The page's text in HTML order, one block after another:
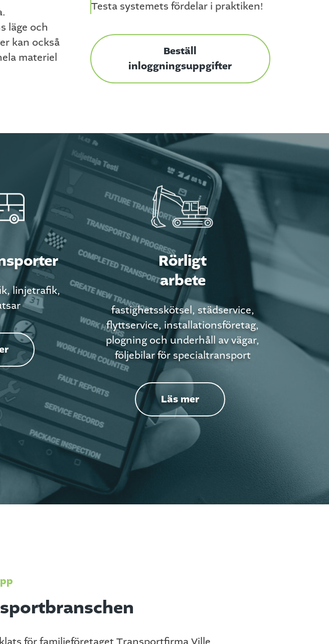
läge och
kan också
materiel
Testa systemets fördelar i praktiken!
Beställ
inloggningsuppgifter
linjetrafik,
Rörligt
arbete
fastighetsskötsel, städservice,
flyttservice, installationsföretag,
plogning och underhåll av vägar,
följebilar för specialtransport
Läs mer